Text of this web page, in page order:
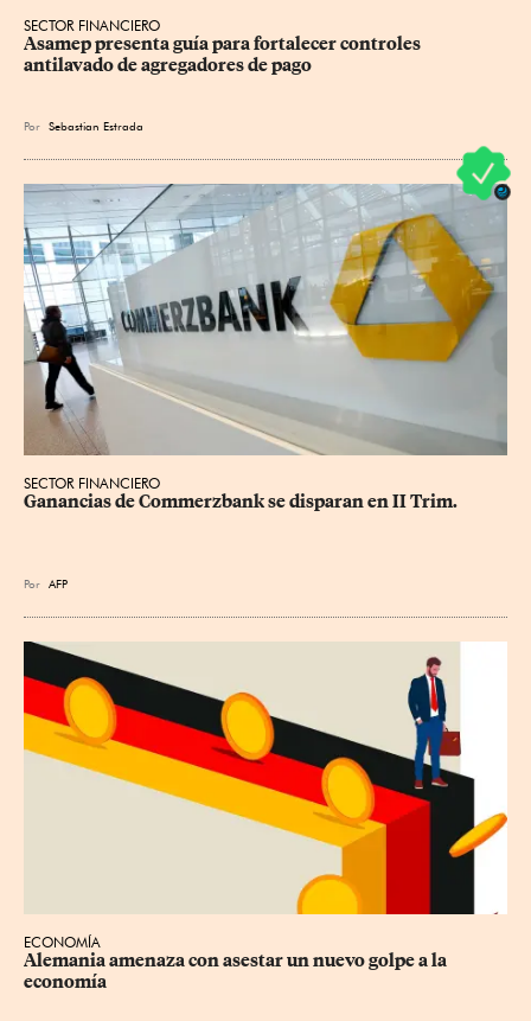
SECTOR FINANCIERO
Asamep presenta guía para fortalecer controles
antilavado de agregadores de pago
Por Sebastian Estrada
SECTOR FINANCIERO
Ganancias de Commerzbank se disparan en II Trim.
Por AFP
ECONOMÍA
Alemania amenaza con asestar un nuevo golpe a la
economía